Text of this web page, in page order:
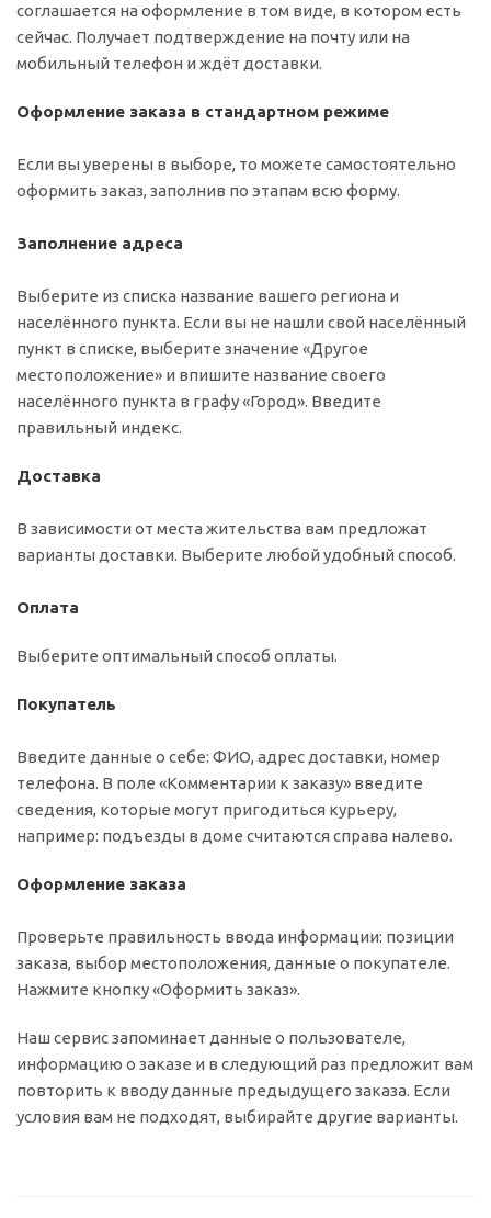
соглашается на оформление в том виде, в котором есть
сейчас. Получает подтверждение на почту или на
мобильный телефон и ждёт доставки.
Оформление заказа в стандартном режиме
Если вы уверены в выборе, то можете самостоятельно
оформить заказ, заполнив по этапам всю форму.
Заполнение адреса
Выберите из списка название вашего региона и
населённого пункта. Если вы не нашли свой населённый
пункт в списке, выберите значение «Другое
местоположение» и впишите название своего
населённого пункта в графу «Город». Введите
правильный индекс.
Доставка
В зависимости от места жительства вам предложат
варианты доставки. Выберите любой удобный способ.
Оплата
Выберите оптимальный способ оплаты.
Покупатель
Введите данные о себе: ФИО, адрес доставки, номер
телефона. В поле «Комментарии к заказу» введите
сведения, которые могут пригодиться курьеру,
например: подъезды в доме считаются справа налево.
Оформление заказа
Проверьте правильность ввода информации: позиции
заказа, выбор местоположения, данные о покупателе.
Нажмите кнопку «Оформить заказ».
Наш сервис запоминает данные о пользователе,
информацию о заказе и в следующий раз предложит вам
повторить к вводу данные предыдущего заказа. Если
условия вам не подходят, выбирайте другие варианты.